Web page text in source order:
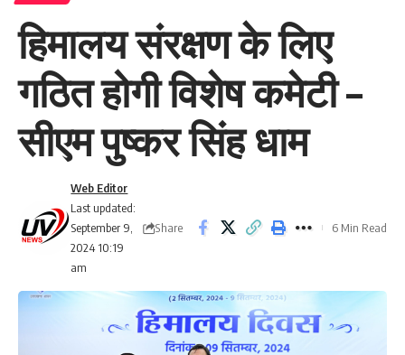
हिमालय संरक्षण के लिए
गठित होगी विशेष कमेटी –
सीएम पुष्कर सिंह धाम
Last updated:
September 9,
2024 10:19
am
Web Editor
Share 6 Min Read